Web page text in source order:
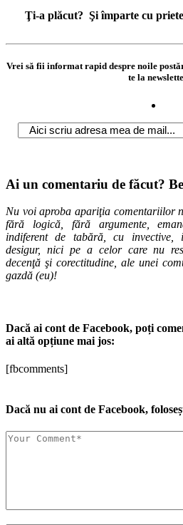
Ţi-a plăcut? Şi împarte cu
Vrei să fii informat rapid despre noile
te la
Ai un comentariu de făcut?
Nu voi aproba apariţia comentariilor
fără logică, fără argumente,
indiferent de tabără, cu invective,
desigur, nici pe a celor care nu
decenţă şi corectitudine, ale unei
gazdă (eu)!
Dacă ai cont de Facebook, poți
ai altă opțiune mai jos:
[fbcomments]
Dacă nu ai cont de Facebook,